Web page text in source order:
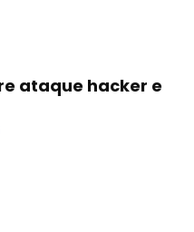
ataque hacker e